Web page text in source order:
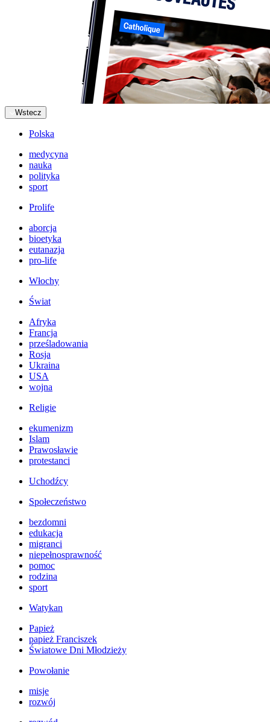
Wstecz
Polska
medycyna
nauka
polityka
sport
Prolife
aborcja
bioetyka
eutanazja
pro-life
Włochy
Świat
Afryka
Francja
prześladowania
Rosja
Ukraina
USA
wojna
Religie
ekumenizm
Islam
Prawosławie
protestanci
Uchodźcy
Społeczeństwo
bezdomni
edukacja
migranci
niepełnosprawność
pomoc
rodzina
sport
Watykan
Papież
papież Franciszek
Światowe Dni Młodzieży
Powołanie
misje
rozwój